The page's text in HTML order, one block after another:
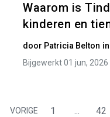
Waarom is
kinderen en
door Patricia Belton in
Bijgewerkt 01 jun, 2026
VORIGE 1 ... 42